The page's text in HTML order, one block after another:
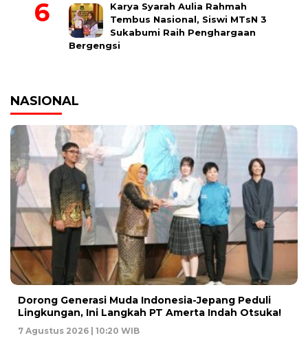
Karya Syarah Aulia Rahmah
Tembus Nasional, Siswi MTsN 3
Sukabumi Raih Penghargaan
Bergengsi
NASIONAL
Dorong Generasi Muda Indonesia-Jepang Peduli
Lingkungan, Ini Langkah PT Amerta Indah Otsuka!
7 Agustus 2026 | 10:20 WIB